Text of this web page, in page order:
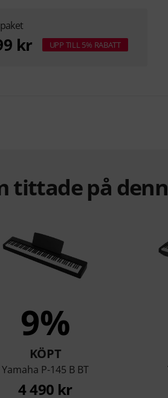
kr UPP TILL 5% RABATT
tittade på
9%
KÖPT
Yamaha P-145 B BT
4 490 kr